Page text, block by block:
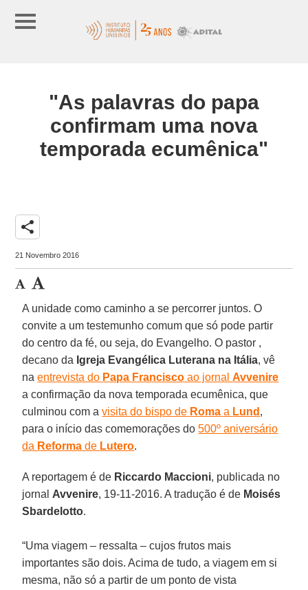
"As palavras do papa
confirmam uma nova
temporada ecumênica"
share
21 Novembro 2016
A unidade como caminho a se percorrer juntos. O
convite a um testemunho comum que só pode partir
do centro da fé, ou seja, do Evangelho. O pastor ,
decano da Igreja Evangélica Luterana na Itália, vê
naentrevista do Papa Francisco ao jornalAvvenire
a confirmação da nova temporada ecumênica, que
culminou com avisita do bispo de Roma a Lund ,
para o início das comemorações do500º aniversário
da Reforma de Lutero.
A reportagem é de Riccardo Maccioni, publicada no
jornal Avvenire, 19-11-2016. A tradução é de Moisés
Sbardelotto.
“Uma viagem – ressalta – cujos frutos mais
importantes são dois. Acima de tudo, a viagem em si
mesma, não só a partir de um ponto de vista